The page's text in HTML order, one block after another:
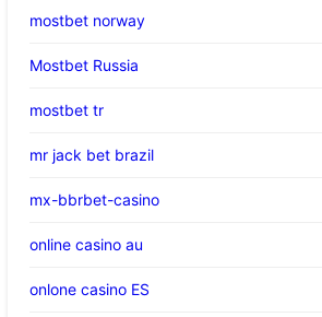
mostbet norway
Mostbet Russia
mostbet tr
mr jack bet brazil
mx-bbrbet-casino
online casino au
onlone casino ES